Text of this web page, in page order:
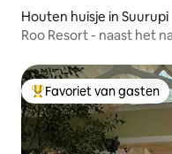
Houten huisje in Suurupi
Roo Resort - naast het
Topfavoriet van gasten
Favoriet van gasten